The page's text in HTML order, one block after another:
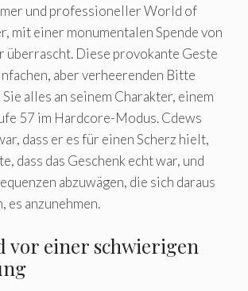
und professioneller World of
mit einer monumentalen Spende von
überrascht. Diese provokante Geste
aber verheerenden Bitte
alles an seinem Charakter, einem
57 im Hardcore-Modus. Cdews
dass er es für einen Scherz hielt,
dass das Geschenk echt war, und
abzuwägen, die sich daraus
es anzunehmen.
vor einer schwierigen